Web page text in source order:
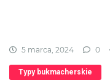
5 marca, 2024 0
Typy bukmacherskie